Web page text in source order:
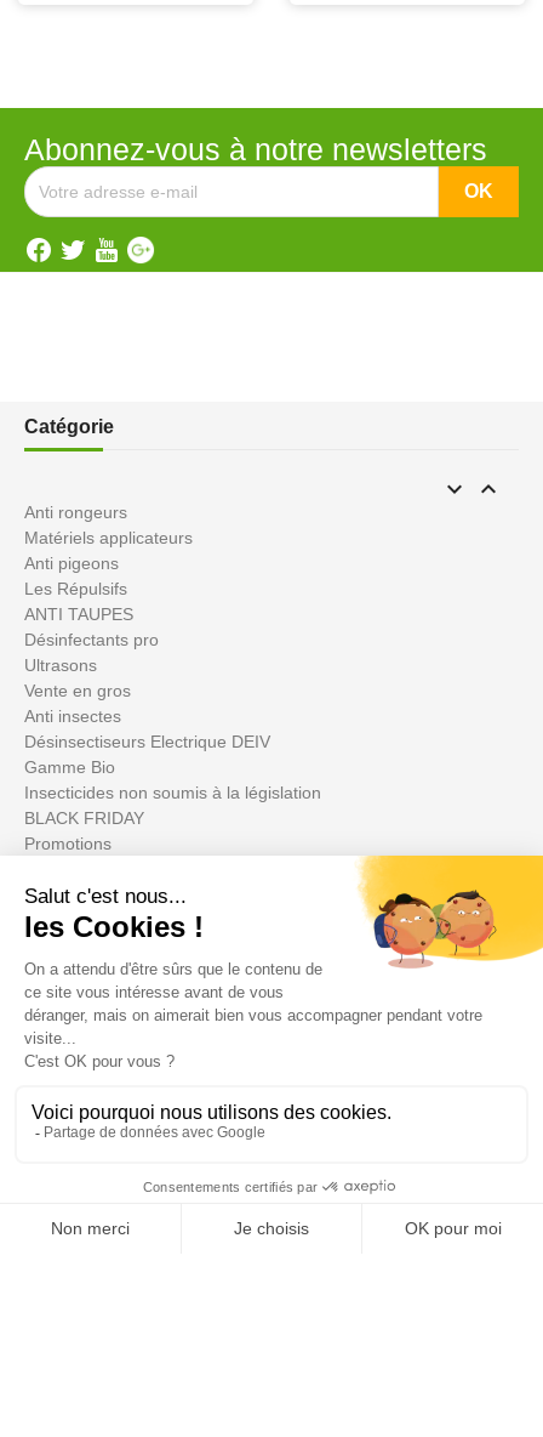
Abonnez-vous à notre newsletters
Catégorie
 
Anti rongeurs
Matériels applicateurs
Anti pigeons
Les Répulsifs
ANTI TAUPES
Désinfectants pro
Ultrasons
Vente en gros
Anti insectes
Désinsectiseurs Electrique DEIV
Gamme Bio
Insecticides non soumis à la législation
BLACK FRIDAY
Promotions
Votre compte
Informations
